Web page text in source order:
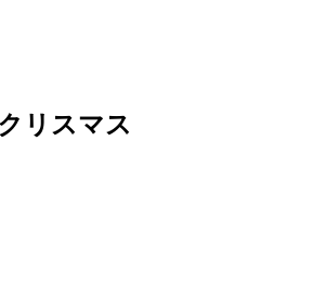
リスマス